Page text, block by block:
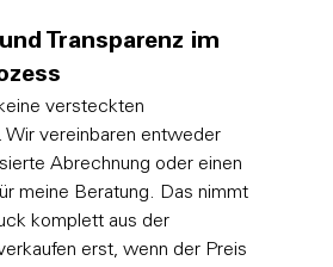
Transparenz im
versteckten
Wir vereinbaren entweder
Abrechnung oder einen
meine Beratung. Das nimmt
komplett aus der
erst, wenn der Preis